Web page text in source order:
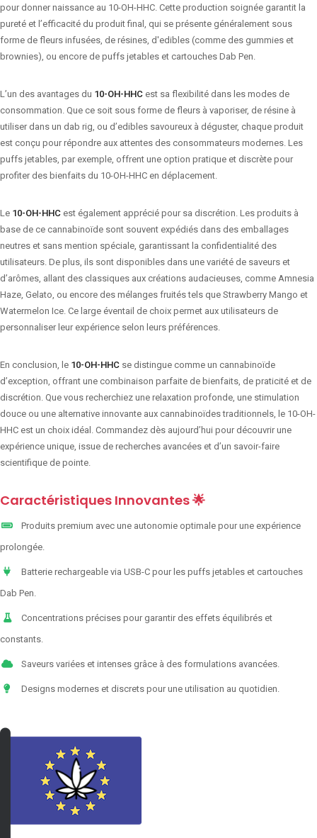
pour donner naissance au 10-OH-HHC. Cette production soignée garantit la
pureté et l’efficacité du produit final, qui se présente généralement sous
forme de fleurs infusées, de résines, d'edibles (comme des gummies et
brownies), ou encore de puffs jetables et cartouches Dab Pen.
L’un des avantages du 10-OH-HHC est sa flexibilité dans les modes de
consommation. Que ce soit sous forme de fleurs à vaporiser, de résine à
utiliser dans un dab rig, ou d’edibles savoureux à déguster, chaque produit
est conçu pour répondre aux attentes des consommateurs modernes. Les
puffs jetables, par exemple, offrent une option pratique et discrète pour
profiter des bienfaits du 10-OH-HHC en déplacement.
Le 10-OH-HHC est également apprécié pour sa discrétion. Les produits à
base de ce cannabinoïde sont souvent expédiés dans des emballages
neutres et sans mention spéciale, garantissant la confidentialité des
utilisateurs. De plus, ils sont disponibles dans une variété de saveurs et
d’arômes, allant des classiques aux créations audacieuses, comme Amnesia
Haze, Gelato, ou encore des mélanges fruités tels que Strawberry Mango et
Watermelon Ice. Ce large éventail de choix permet aux utilisateurs de
personnaliser leur expérience selon leurs préférences.
En conclusion, le 10-OH-HHC se distingue comme un cannabinoïde
d’exception, offrant une combinaison parfaite de bienfaits, de praticité et de
discrétion. Que vous recherchiez une relaxation profonde, une stimulation
douce ou une alternative innovante aux cannabinoïdes traditionnels, le 10-OH-
HHC est un choix idéal. Commandez dès aujourd’hui pour découvrir une
expérience unique, issue de recherches avancées et d’un savoir-faire
scientifique de pointe.
Caractéristiques Innovantes 🌟
Produits premium avec une autonomie optimale pour une expérience
prolongée.
Batterie rechargeable via USB-C pour les puffs jetables et cartouches
Dab Pen.
Concentrations précises pour garantir des effets équilibrés et
constants.
Saveurs variées et intenses grâce à des formulations avancées.
Designs modernes et discrets pour une utilisation au quotidien.